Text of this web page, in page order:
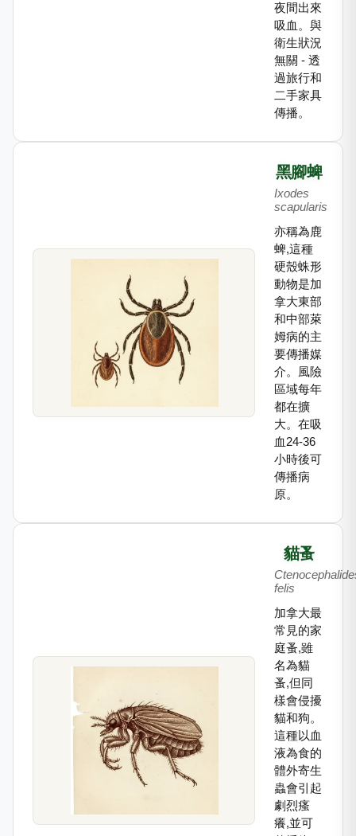
夜間出來
吸血。與
衛生狀況
無關 - 透
過旅行和
二手家具
傳播。
黑腳蜱
Ixodes
scapularis
亦稱為鹿
蜱,這種
硬殼蛛形
動物是加
拿大東部
和中部萊
姆病的主
要傳播媒
介。風險
區域每年
都在擴
大。在吸
血24-36
小時後可
傳播病
原。
貓蚤
felis
加拿大最
常見的家
庭蚤,雖
名為貓
蚤,但同
樣會侵擾
貓和狗。
這種以血
液為食的
體外寄生
蟲會引起
劇烈瘙
癢,並可